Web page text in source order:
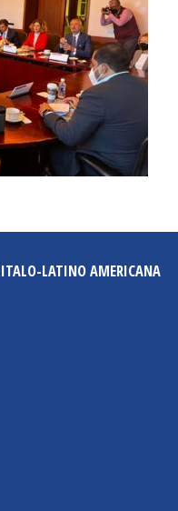
LATINO AMERICANA